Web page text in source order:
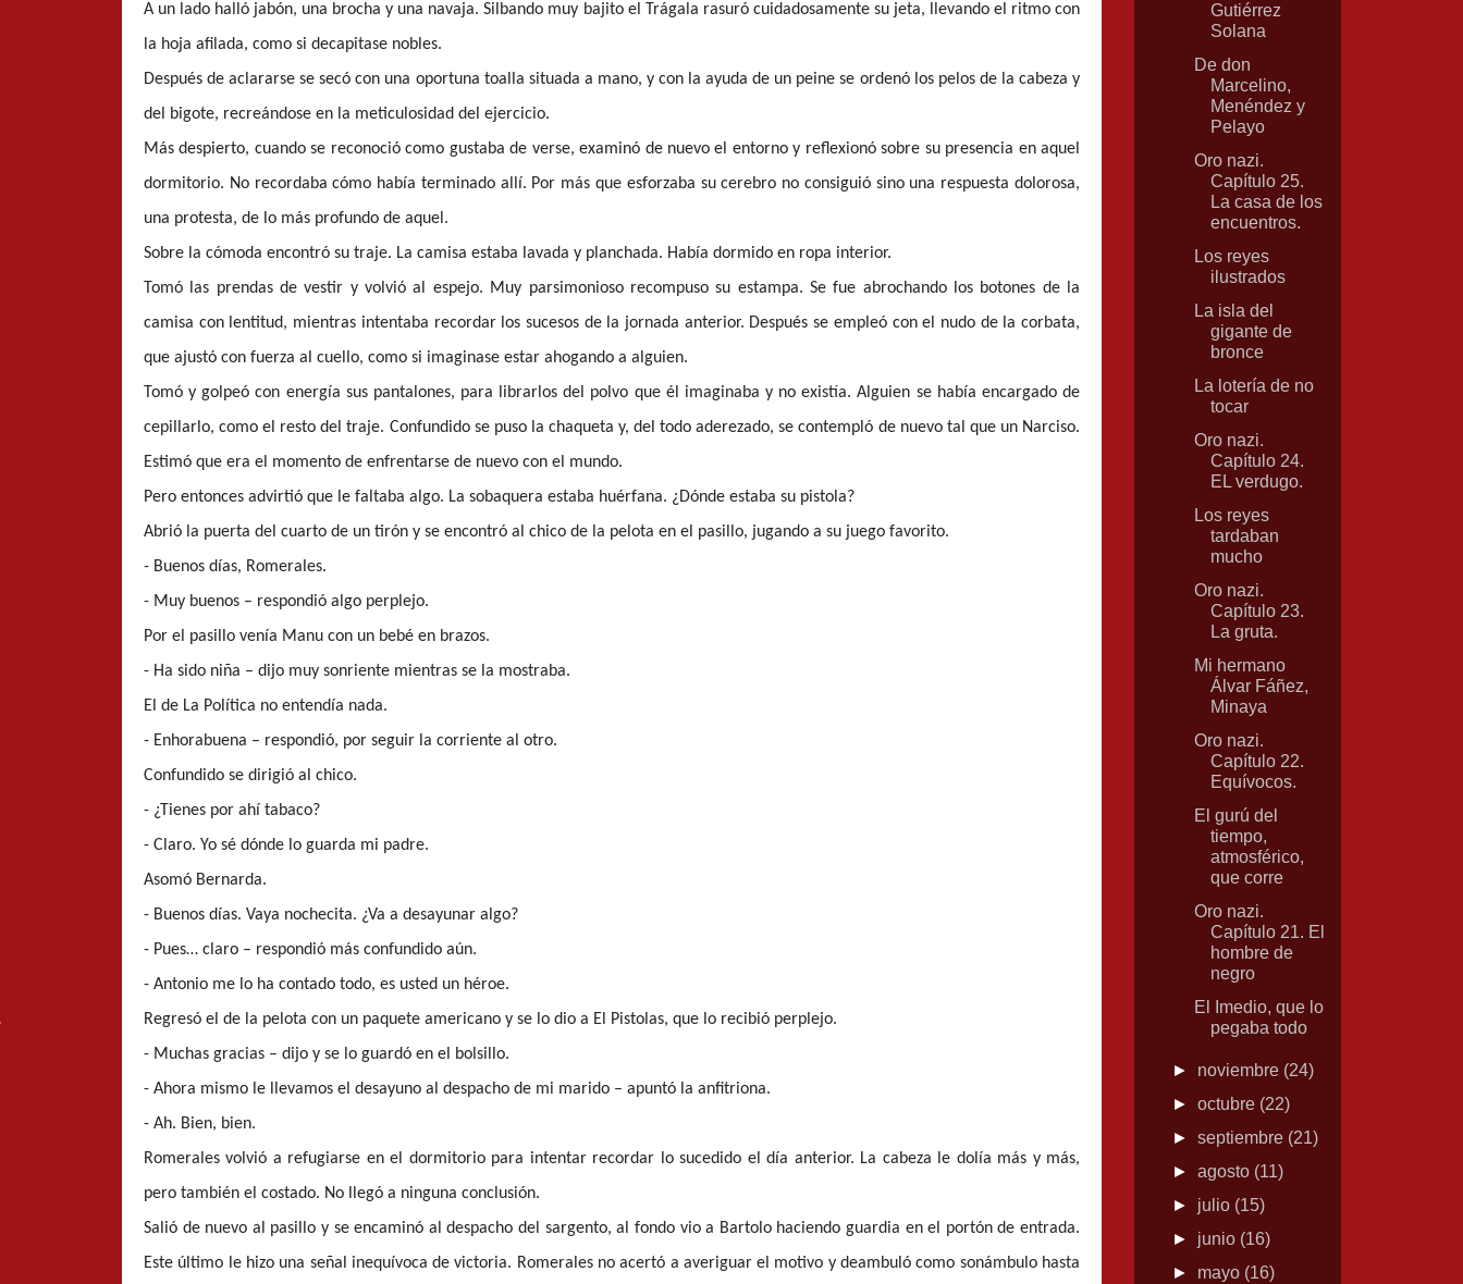
A un lado halló jabón, una brocha y una navaja. Silbando muy bajito el Trágala rasuró cuidadosamente su jeta, llevando el ritmo con
la hoja afilada, como si decapitase nobles.
Después de aclararse se secó con una oportuna toalla situada a mano, y con la ayuda de un peine se ordenó los pelos de la cabeza y
del bigote, recreándose en la meticulosidad del ejercicio.
Más despierto, cuando se reconoció como gustaba de verse, examinó de nuevo el entorno y reflexionó sobre su presencia en aquel
dormitorio. No recordaba cómo había terminado allí. Por más que esforzaba su cerebro no consiguió sino una respuesta dolorosa,
una protesta, de lo más profundo de aquel.
Sobre la cómoda encontró su traje. La camisa estaba lavada y planchada. Había dormido en ropa interior.
Tomó las prendas de vestir y volvió al espejo. Muy parsimonioso recompuso su estampa. Se fue abrochando los botones de la
camisa con lentitud, mientras intentaba recordar los sucesos de la jornada anterior. Después se empleó con el nudo de la corbata,
que ajustó con fuerza al cuello, como si imaginase estar ahogando a alguien.
Tomó y golpeó con energía sus pantalones, para librarlos del polvo que él imaginaba y no existía. Alguien se había encargado de
cepillarlo, como el resto del traje. Confundido se puso la chaqueta y, del todo aderezado, se contempló de nuevo tal que un Narciso.
Estimó que era el momento de enfrentarse de nuevo con el mundo.
Pero entonces advirtió que le faltaba algo. La sobaquera estaba huérfana. ¿Dónde estaba su pistola?
Abrió la puerta del cuarto de un tirón y se encontró al chico de la pelota en el pasillo, jugando a su juego favorito.
- Buenos días, Romerales.
- Muy buenos – respondió algo perplejo.
Por el pasillo venía Manu con un bebé en brazos.
- Ha sido niña – dijo muy sonriente mientras se la mostraba.
El de La Política no entendía nada.
- Enhorabuena – respondió, por seguir la corriente al otro.
Confundido se dirigió al chico.
- ¿Tienes por ahí tabaco?
- Claro. Yo sé dónde lo guarda mi padre.
Asomó Bernarda.
- Buenos días. Vaya nochecita. ¿Va a desayunar algo?
- Pues… claro – respondió más confundido aún.
- Antonio me lo ha contado todo, es usted un héroe.
Regresó el de la pelota con un paquete americano y se lo dio a El Pistolas, que lo recibió perplejo.
- Muchas gracias – dijo y se lo guardó en el bolsillo.
- Ahora mismo le llevamos el desayuno al despacho de mi marido – apuntó la anfitriona.
- Ah. Bien, bien.
Romerales volvió a refugiarse en el dormitorio para intentar recordar lo sucedido el día anterior. La cabeza le dolía más y más,
pero también el costado. No llegó a ninguna conclusión.
Salió de nuevo al pasillo y se encaminó al despacho del sargento, al fondo vio a Bartolo haciendo guardia en el portón de entrada.
Este último le hizo una señal inequívoca de victoria. Romerales no acertó a averiguar el motivo y deambuló como sonámbulo hasta
Gutiérrez
Solana
De don
Marcelino,
Menéndez y
Pelayo
Oro nazi.
Capítulo 25.
La casa de los
encuentros.
Los reyes
ilustrados
La isla del
gigante de
bronce
La lotería de no
tocar
Oro nazi.
Capítulo 24.
EL verdugo.
Los reyes
tardaban
mucho
Oro nazi.
Capítulo 23.
La gruta.
Mi hermano
Álvar Fáñez,
Minaya
Oro nazi.
Capítulo 22.
Equívocos.
El gurú del
tiempo,
atmosférico,
que corre
Oro nazi.
Capítulo 21. El
hombre de
negro
El Imedio, que lo
pegaba todo
► noviembre (24)
►octubre (22)
►septiembre (21)
►agosto (11)
► julio (15)
► junio (16)
► mayo (16)